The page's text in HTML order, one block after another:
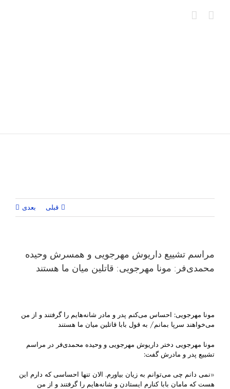
قبلی بعدی
مراسم تشییع داریوش مهرجویی و همسرش وحیده
محمدی‌فر: مونا مهرجویی: قاتلین میان ما هستند
مونا مهرجویی: احساس می‌کنم پدر و مادر شانه‌هایم را گرفتند و از من
می‌خواهند سرپا بمانم/ به قول بابا قاتلین میان ما هستند
مونا مهرجویی دختر داریوش مهرجویی و وحیده محمدی‌فر در مراسم
تشییع پدر و مادرش گفت:
«نمی دانم چی می‌توانم به زیان بیاورم. الان تنها احساسی که دارم این
هست که مامان بابا کنارم ایستادن و شانه‌هایم را گرفتند و از من